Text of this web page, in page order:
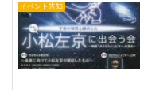
イベント告知